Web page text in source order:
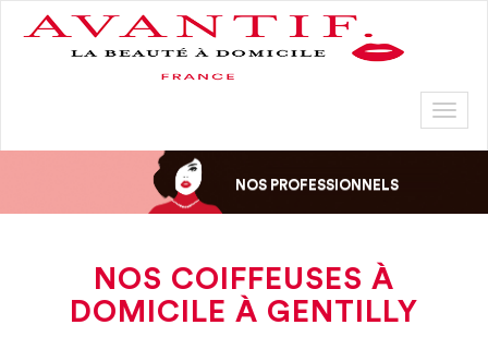
NOS PROFESSIONNELS
NOS COIFFEUSES À
DOMICILE À GENTILLY